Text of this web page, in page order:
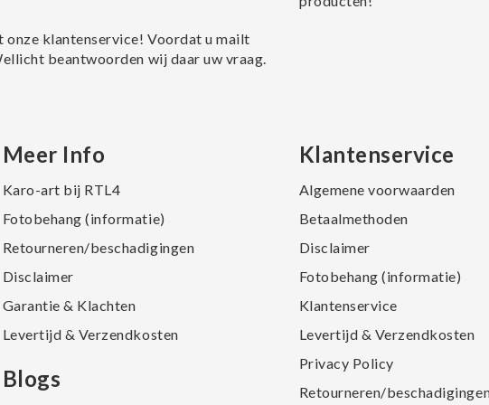
onze klantenservice! Voordat u mailt
beantwoorden wij daar uw vraag.
Meer Info
Karo-art bij RTL4
Fotobehang (informatie)
Retourneren/beschadigingen
Disclaimer
Garantie & Klachten
Levertijd & Verzendkosten
Blogs
Klantenservice
Algemene voorwaarden
Betaalmethoden
Disclaimer
Fotobehang (informatie)
Klantenservice
Levertijd & Verzendkosten
Privacy Policy
Retourneren/